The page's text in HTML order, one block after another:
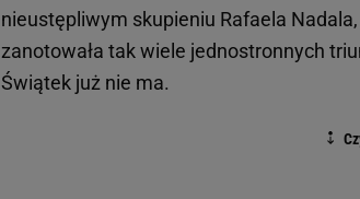
nieustępliwym skupieniu Rafaela
zanotowała tak wiele jednostronnych
Świątek już nie ma.